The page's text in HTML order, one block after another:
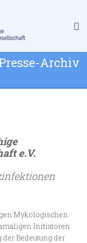
Archiv
e.V.
Mykologischen
Initiatoren
Bedeutung der